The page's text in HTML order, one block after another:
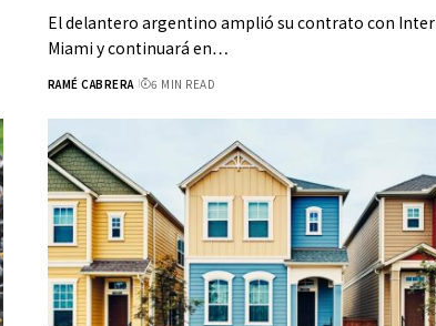
El delantero argentino amplió su contrato con Inter
Miami y continuará en…
RAMÉ CABRERA 6 MIN READ